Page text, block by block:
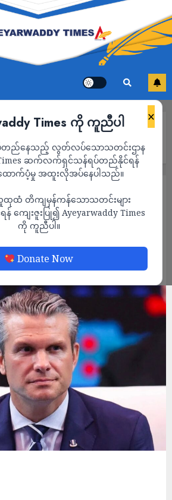
×
Times ကို ကူညီပါ
တည်နေသည့် လွတ်လပ်သောသတင်းဌာန
Times ဆက်လက်ရှင်သန်ရပ်တည်နိုင်ရန်
က်ပံ့မှု အထူးလိုအပ်နေပါသည်။
ထုထံ တိကျမှန်ကန်သောသတင်းများ
ျေးဇူးပြု၍ Ayeyarwaddy Times
ကို ကူညီပါ။
Donate Now
န်း
တန်ပြန်ရေး အာဆီယံနိုင်ငံ
တ်ကြဖို့ အမေရိကန်
4, 2025